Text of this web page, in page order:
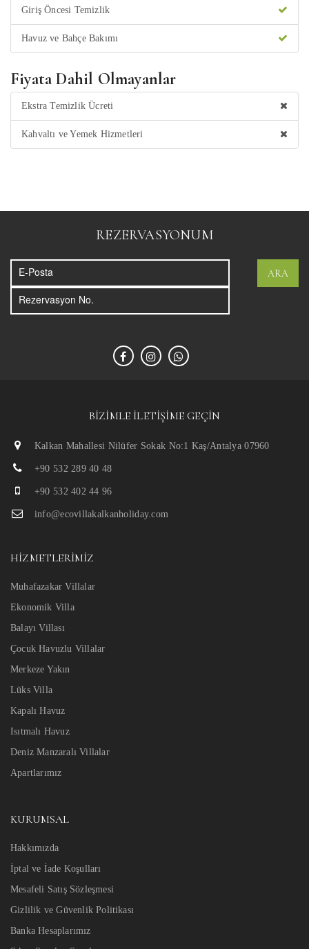
Giriş Öncesi Temizlik
Havuz ve Bahçe Bakımı
Fiyata Dahil Olmayanlar
Ekstra Temizlik Ücreti
Kahvaltı ve Yemek Hizmetleri
REZERVASYONUM
ARA
BIZIMLE İLETIŞIME GEÇIN
Kalkan Mahallesi Nilüfer Sokak No:1 Kaş/Antalya 07960
+90 532 289 40 48
+90 532 402 44 96
info@ecovillakalkanholiday.com
HIZMETLERIMIZ
Muhafazakar Villalar
Ekonomik Villa
Balayı Villası
Çocuk Havuzlu Villalar
Merkeze Yakın
Lüks Villa
Kapalı Havuz
Isıtmalı Havuz
Deniz Manzaralı Villalar
Apartlarımız
KURUMSAL
Hakkımızda
İptal ve İade Koşulları
Mesafeli Satış Sözleşmesi
Gizlilik ve Güvenlik Politikası
Banka Hesaplarımız